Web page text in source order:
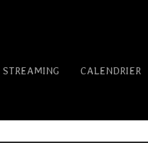
STREAMING CALENDRIER